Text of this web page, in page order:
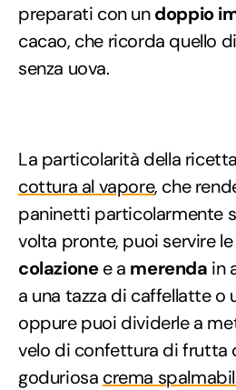
preparati con undoppio
cacao, che ricorda quello
senza uova.
La particolarità della
cottura al vapore, che
paninetti particolarmente
volta pronte, puoi servire
colazionee a merenda in
a una tazza di caffellatte o
oppure puoi dividerle a
velo di confettura di frutta
goduriosa crema